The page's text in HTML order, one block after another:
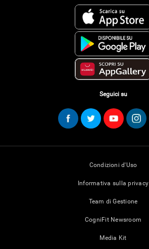
Seguici su
Condizioni d'Uso
Informativa sulla privacy
Team di Gestione
CogniFit Newsroom
Media Kit